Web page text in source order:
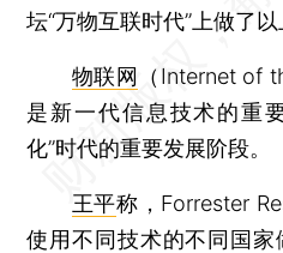
坛“万物互联时代”上做了以
物联网
（Internet of
是新一代信息技术的重
化”时代的重要发展阶段。
王平称，Forrester
使用不同技术的不同国